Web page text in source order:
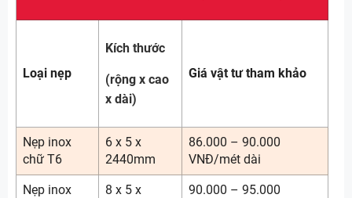
Loại nẹp
Kích thước
(rộng x cao
x dài)
Giá vật tư tham khảo
Nẹp inox
chữ T6
6 x 5 x
2440mm
86.000 – 90.000
VNĐ/mét dài
Nẹp inox
8 x 5 x
90.000 – 95.000